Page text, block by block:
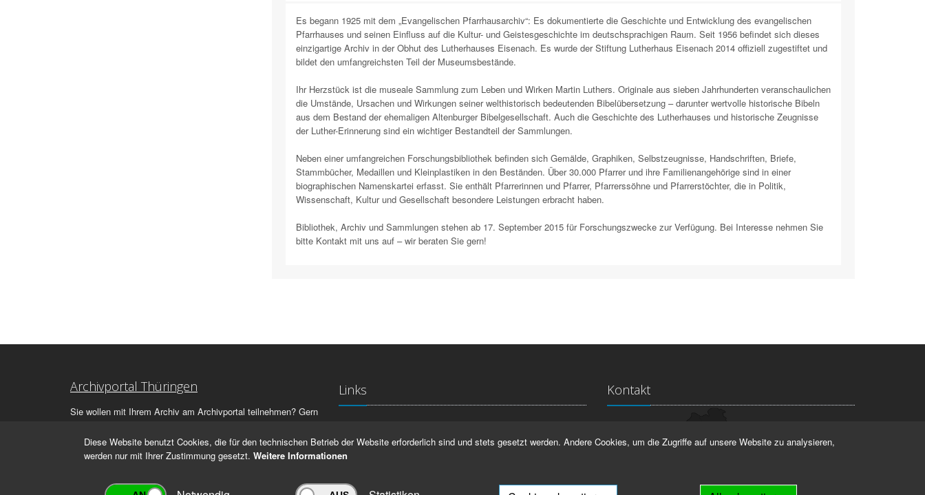
Es begann 1925 mit dem „Evangelischen Pfarrhausarchiv“: Es dokumentierte die Geschichte und Entwicklung des evangelischen
Pfarrhauses und seinen Einfluss auf die Kultur- und Geistesgeschichte im deutschsprachigen Raum. Seit 1956 befindet sich dieses
einzigartige Archiv in der Obhut des Lutherhauses Eisenach. Es wurde der Stiftung Lutherhaus Eisenach 2014 offiziell zugestiftet und
bildet den umfangreichsten Teil der Museumsbestände.
Ihr Herzstück ist die museale Sammlung zum Leben und Wirken Martin Luthers. Originale aus sieben Jahrhunderten veranschaulichen
die Umstände, Ursachen und Wirkungen seiner welthistorisch bedeutenden Bibelübersetzung – darunter wertvolle historische Bibeln
aus dem Bestand der ehemaligen Altenburger Bibelgesellschaft. Auch die Geschichte des Lutherhauses und historische Zeugnisse
der Luther-Erinnerung sind ein wichtiger Bestandteil der Sammlungen.
Neben einer umfangreichen Forschungsbibliothek befinden sich Gemälde, Graphiken, Selbstzeugnisse, Handschriften, Briefe,
Stammbücher, Medaillen und Kleinplastiken in den Beständen. Über 30.000 Pfarrer und ihre Familienangehörige sind in einer
biographischen Namenskartei erfasst. Sie enthält Pfarrerinnen und Pfarrer, Pfarrerssöhne und Pfarrerstöchter, die in Politik,
Wissenschaft, Kultur und Gesellschaft besondere Leistungen erbracht haben.
Bibliothek, Archiv und Sammlungen stehen ab 17. September 2015 für Forschungszwecke zur Verfügung. Bei Interesse nehmen Sie
bitte Kontakt mit uns auf – wir beraten Sie gern!
Archivportal Thüringen
Sie wollen mit Ihrem Archiv am Archivportal teilnehmen? Gern
Links
HILFE
Kontakt
Marstallstr. 2
Diese Website benutzt Cookies, die für den technischen Betrieb der Website erforderlich sind und stets gesetzt werden. Andere Cookies, um die Zugriffe auf unsere Website zu analysieren,
werden nur mit Ihrer Zustimmung gesetzt. Weitere Informationen